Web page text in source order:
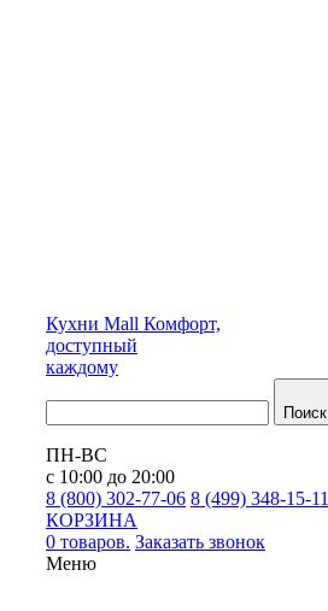
Кухни Mall Комфорт,
доступный
каждому
Поиск
ПН-ВС
с 10:00 до 20:00
8 (800) 302-77-06 8 (499) 348-15-11
КОРЗИНА
0 товаров. Заказать звонок
Меню